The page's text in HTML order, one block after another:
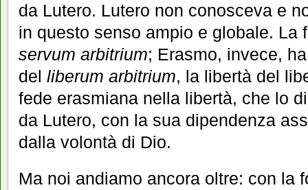
da Lutero. Lutero non conosceva e
in questo senso ampio e globale. La
servum arbitrium; Erasmo, invece,
del liberum arbitrium, la libertà del
fede erasmiana nella libertà, che lo
da Lutero, con la sua dipendenza
dalla volontà di Dio.
Ma noi andiamo ancora oltre: con la